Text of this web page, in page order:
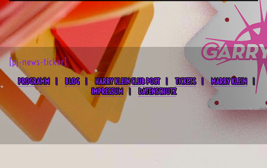
[pj-news-ticker]
PROGRAMM BLOG HARRY KLEIN CLUB POST TICKETS
MARRY KLEIN
IMPRESSUM
DATENSCHUTZ